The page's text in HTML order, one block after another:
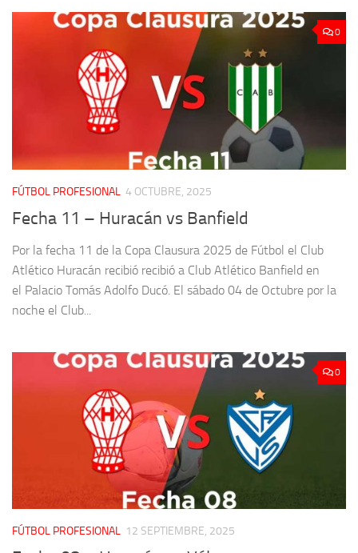
0
FÚTBOL PROFESIONAL 4 OCTUBRE, 2025
Fecha 11 – Huracán vs Banfield
Por la fecha 11 de la Copa Clausura 2025 de Fútbol el Club
Atlético Huracán recibió recibió a Club Atlético Banfield en
el Palacio Tomás Adolfo Ducó. El sábado 04 de Octubre por la
noche el Club...
0
FÚTBOL PROFESIONAL 12 SEPTIEMBRE, 2025